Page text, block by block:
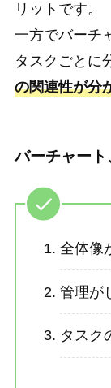
リットです。
一方でバーチ
タスクごとに
の関連性が分
バーチャー
全体像
管理が
タスク